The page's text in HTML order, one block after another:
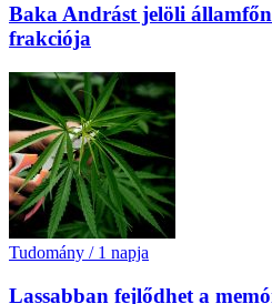
Baka Andrást jelöli
frakciója
Tudomány / 1 napja
Lassabban fejlődhet a